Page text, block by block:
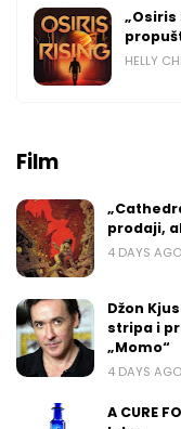
„Osiris
HELLY
Film
prodaji,
4 DAYS AGO
Džon
stripa i
„Momo“
4 DAYS AGO
A CURE